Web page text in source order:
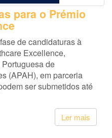
para o Prémio
de candidaturas à
Excellence,
de
(APAH), em parceria
ser submetidos até
Ler mais